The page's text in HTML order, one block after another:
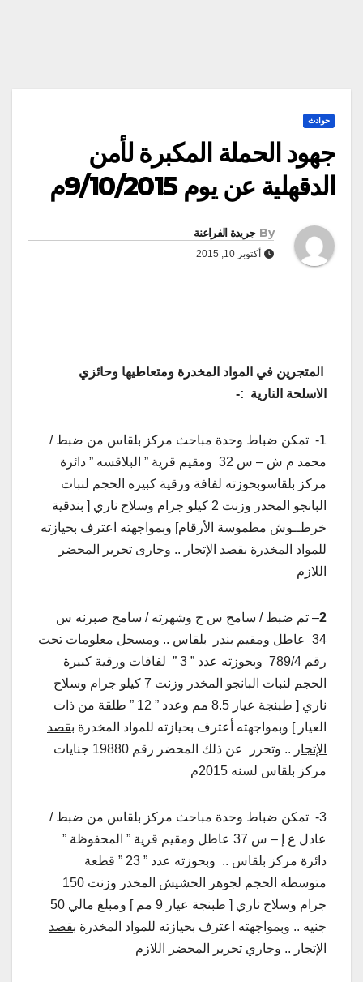
حوادث
جهود الحملة المكبرة لأمن
الدقهلية عن يوم 9/10/2015م
By جريدة الفراعنة
أكتوبر 10, 2015
المتجرين في المواد المخدرة ومتعاطيها وحائزي
الاسلحة النارية :-
1- تمكن ضباط وحدة مباحث مركز بلقاس من ضبط /
محمد م ش – س 32 ومقيم قرية ” البلاقسه ” دائرة
مركز بلقاسوبحوزته لفافة ورقية كبيره الحجم لنبات
البانجو المخدر وزنت 2 كيلو جرام وسلاح ناري [ بندقية
خرطــوش مطموسة الأرقام] وبمواجهته اعترف بحيازته
للمواد المخدرة بقصد الإتجار .. وجارى تحرير المحضر
اللازم
2– تم ضبط / سامح س ح وشهرته / سامح صبرنه س
34 عاطل ومقيم بندر بلقاس .. ومسجل معلومات تحت
رقم 789/4 وبحوزته عدد ” 3 ” لفافات ورقية كبيرة
الحجم لنبات البانجو المخدر وزنت 7 كيلو جرام وسلاح
ناري [ طبنجة عيار 8.5 مم وعدد ” 12 ” طلقة من ذات
العيار ] وبمواجهته أعترف بحيازته للمواد المخدرة بقصد
الإتجار
.. وتحرر عن ذلك المحضر رقم 19880 جنايات
مركز بلقاس لسنه 2015م
3- تمكن ضباط وحدة مباحث مركز بلقاس من ضبط /
عادل ع إ – س 37 عاطل ومقيم قرية ” المحفوظة ”
دائرة مركز بلقاس .. وبحوزته عدد ” 23 ” قطعة
متوسطة الحجم لجوهر الحشيش المخدر وزنت 150
جنيه .. وبمواجهته اعترف بحيازته للمواد المخدرة بقصد
الإتجار .. وجاري تحرير المحضر اللازم